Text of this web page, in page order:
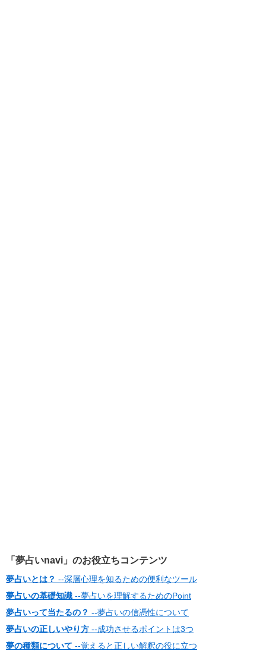
「夢占いnavi」のお役立ちコンテンツ
夢占いとは？ --深層心理を知るための便利なツール
夢占いの基礎知識 --夢占いを理解するためのPoint
夢占いって当たるの？ --夢占いの信憑性について
夢占いの正しいやり方 --成功させるポイントは3つ
夢の種類について --覚えると正しい解釈の役に立つ